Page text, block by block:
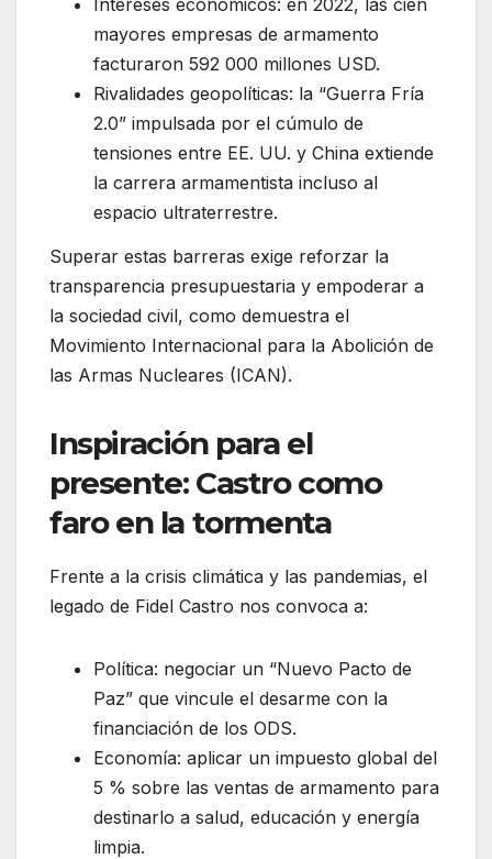
Intereses económicos: en 2022, las cien
mayores empresas de armamento
facturaron 592 000 millones USD.
Rivalidades geopolíticas: la “Guerra Fría
2.0” impulsada por el cúmulo de
tensiones entre EE. UU. y China extiende
la carrera armamentista incluso al
espacio ultraterrestre.
Superar estas barreras exige reforzar la
transparencia presupuestaria y empoderar a
la sociedad civil, como demuestra el
Movimiento Internacional para la Abolición de
las Armas Nucleares (ICAN).
Inspiración para el
presente: Castro como
faro en la tormenta
Frente a la crisis climática y las pandemias, el
legado de Fidel Castro nos convoca a:
Política: negociar un “Nuevo Pacto de
Paz” que vincule el desarme con la
financiación de los ODS.
Economía: aplicar un impuesto global del
5 % sobre las ventas de armamento para
destinarlo a salud, educación y energía
limpia.